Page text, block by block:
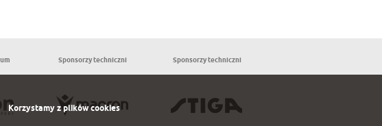
Sponsorzy techniczni Sponsorzy techniczni
Korzystamy z plików cookies